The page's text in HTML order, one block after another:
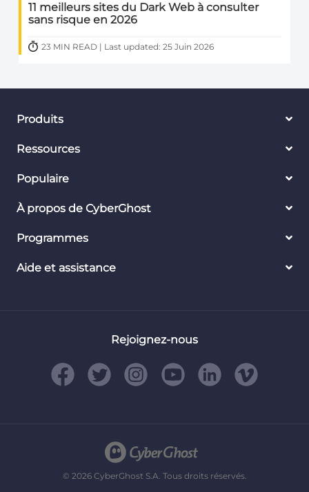
11 meilleurs sites du Dark Web à consulter
sans risque en 2026
23 MIN READ | Last updated: 25 Juin 2026
Produits
Ressources
Populaire
À propos de CyberGhost
Programmes
Aide et assistance
Rejoignez-nous
© 2026 CyberGhost S.A. Tous droits réservés.